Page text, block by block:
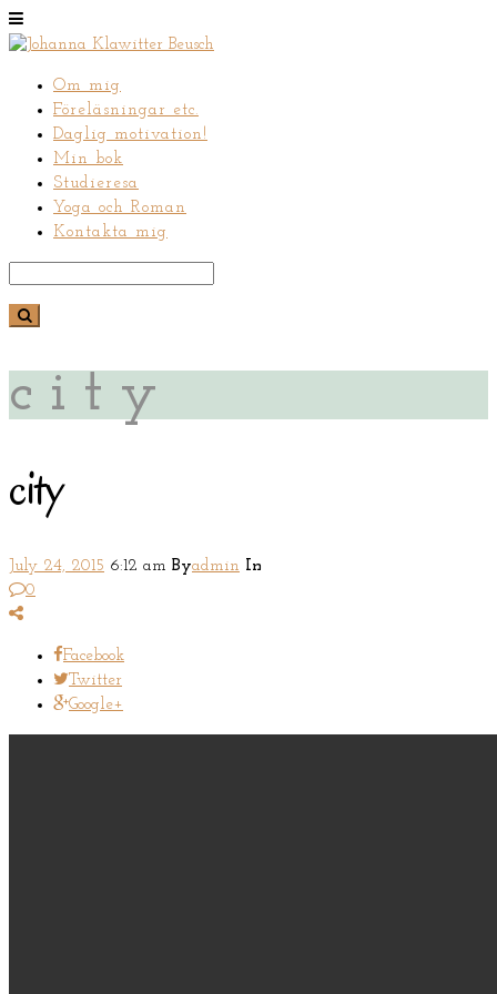
Om mig
Föreläsningar etc.
Daglig motivation!
Min bok
Studieresa
Yoga och Roman
Kontakta mig
city
city
July 24, 2015 6:12 am Byadmin In
0
Facebook
Twitter
Google+